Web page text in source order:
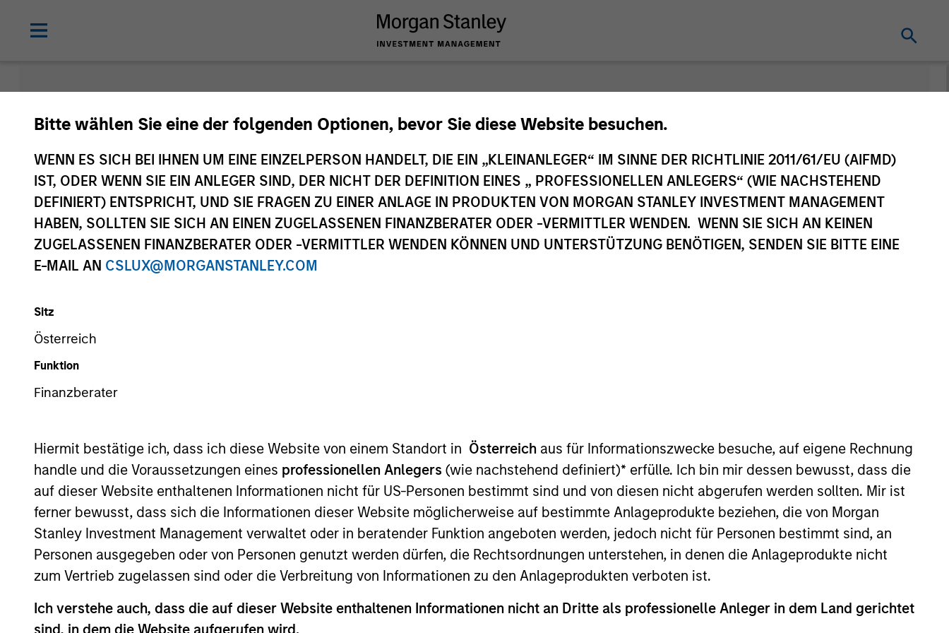
Bitte wählen Sie eine der folgenden Optionen, bevor Sie diese Website besuchen.
WENN ES SICH BEI IHNEN UM EINE EINZELPERSON HANDELT, DIE EIN „KLEINANLEGER“ IM SINNE DER RICHTLINIE 2011/61/EU (AIFMD)
IST, ODER WENN SIE EIN ANLEGER SIND, DER NICHT DER DEFINITION EINES „ PROFESSIONELLEN ANLEGERS“ (WIE NACHSTEHEND
DEFINIERT) ENTSPRICHT, UND SIE FRAGEN ZU EINER ANLAGE IN PRODUKTEN VON MORGAN STANLEY INVESTMENT MANAGEMENT
HABEN, SOLLTEN SIE SICH AN EINEN ZUGELASSENEN FINANZBERATER ODER -VERMITTLER WENDEN. WENN SIE SICH AN KEINEN
ZUGELASSENEN FINANZBERATER ODER -VERMITTLER WENDEN KÖNNEN UND UNTERSTÜTZUNG BENÖTIGEN, SENDEN SIE BITTE EINE
E-MAIL AN CSLUX@MORGANSTANLEY.COM
Sitz
Österreich
Funktion
Finanzberater
Hiermit bestätige ich, dass ich diese Website von einem Standort in Österreich aus für Informationszwecke besuche, auf eigene Rechnung
handle und die Voraussetzungen eines professionellen Anlegers (wie nachstehend definiert)* erfülle. Ich bin mir dessen bewusst, dass die
auf dieser Website enthaltenen Informationen nicht für US-Personen bestimmt sind und von diesen nicht abgerufen werden sollten. Mir ist
ferner bewusst, dass sich die Informationen dieser Website möglicherweise auf bestimmte Anlageprodukte beziehen, die von Morgan
Stanley Investment Management verwaltet oder in beratender Funktion angeboten werden, jedoch nicht für Personen bestimmt sind, an
Personen ausgegeben oder von Personen genutzt werden dürfen, die Rechtsordnungen unterstehen, in denen die Anlageprodukte nicht
zum Vertrieb zugelassen sind oder die Verbreitung von Informationen zu den Anlageprodukten verboten ist.
Ich verstehe auch, dass die auf dieser Website enthaltenen Informationen nicht an Dritte als professionelle Anleger in dem Land gerichtet
sind, in dem die Website aufgerufen wird.
Morgan Stanley Investment
Funds
Dieses Dokument ist ein Marketingdokument.
Die Wertentwicklung in der Vergangenheit ist kein verlässlicher Indikator für die künftige Wertentwicklung. Die Rendite kann infolge von Währungsschwankungen steigen oder
sinken. Alle Performanceangaben werden auf Basis der Nettoinventarwerte (NIW) berechnet. Alle Performance- und Index-Daten stammen von Morgan Stanley Investment
Management.
Klicken Sie auf den Fondsnamen, um Informationen über die Renditen des Kalenderjahres zu erhalten.
*Basiswährung des Fonds